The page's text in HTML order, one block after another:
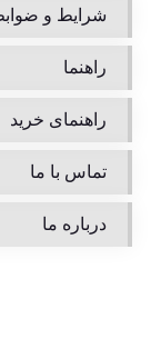
شرایط و
راهنما
راهنمای خرید
تماس با ما
درباره ما